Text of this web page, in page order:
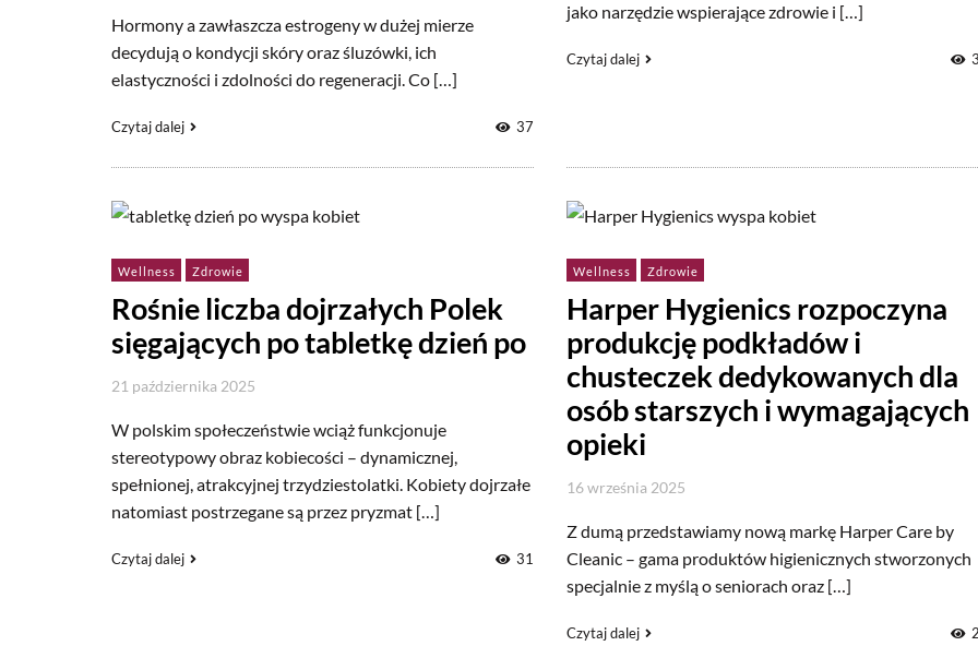
Hormony a zawłaszcza estrogeny w dużej mierze
decydują o kondycji skóry oraz śluzówki, ich
elastyczności i zdolności do regeneracji. Co […]
Czytaj dalej 37
jako narzędzie wspierające zdrowie i […]
Czytaj dalej
Wellness Zdrowie
Rośnie liczba dojrzałych Polek
sięgających po tabletkę dzień po
21 października 2025
W polskim społeczeństwie wciąż funkcjonuje
stereotypowy obraz kobiecości – dynamicznej,
spełnionej, atrakcyjnej trzydziestolatki. Kobiety dojrzałe
natomiast postrzegane są przez pryzmat […]
Czytaj dalej 31
Wellness Zdrowie
Harper Hygienics rozpoczyna
produkcję podkładów i
chusteczek dedykowanych dla
osób starszych i wymagających
opieki
16 września 2025
Z dumą przedstawiamy nową markę Harper Care by
Cleanic – gama produktów higienicznych stworzonych
specjalnie z myślą o seniorach oraz […]
Czytaj dalej